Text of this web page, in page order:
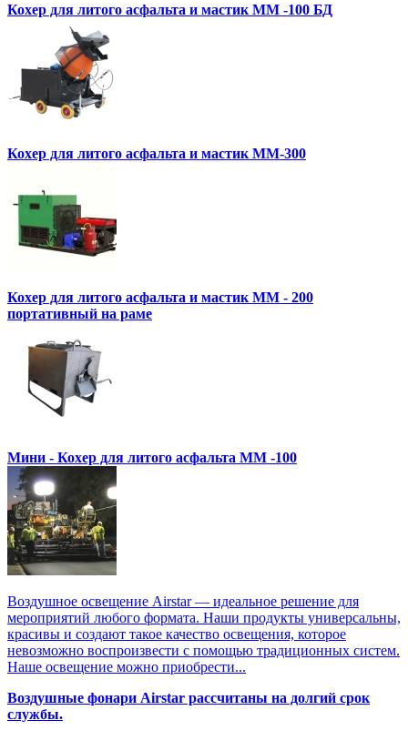
Кохер для литого асфальта и мастик MM -100 БД
Кохер для литого асфальта и мастик MM-300
Кохер для литого асфальта и мастик MM - 200
портативный на раме
Мини - Кохер для литого асфальта MM -100
Воздушное освещение Airstar — идеальное решение для
мероприятий любого формата. Наши продукты универсальны,
красивы и создают такое качество освещения, которое
невозможно воспроизвести с помощью традиционных систем.
Наше освещение можно приобрести...
Воздушные фонари Airstar рассчитаны на долгий срок
службы.